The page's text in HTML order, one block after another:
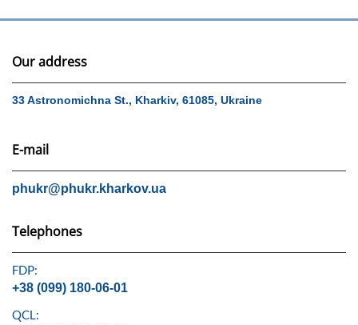
Our address
33 Astronomichna St., Kharkiv, 61085, Ukraine
E-mail
phukr@phukr.kharkov.ua
Telephones
FDP:
+38 (099) 180-06-01
QCL: